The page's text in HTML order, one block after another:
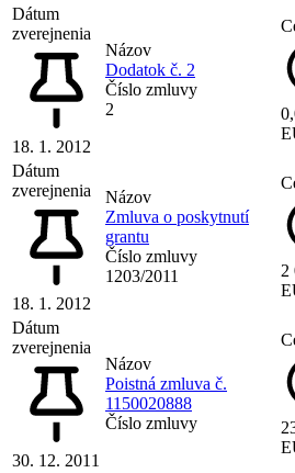
Dátum
zverejnenia
18. 1. 2012
Názov
Dodatok č. 2
Číslo zmluvy
2
Dátum
zverejnenia
18. 1. 2012
Názov
Zmluva o poskytnutí
grantu
Číslo zmluvy
1203/2011
2
Dátum
zverejnenia
30. 12. 2011
Názov
Poistná zmluva č.
1150020888
Číslo zmluvy